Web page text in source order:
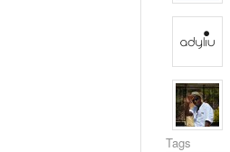
Tags